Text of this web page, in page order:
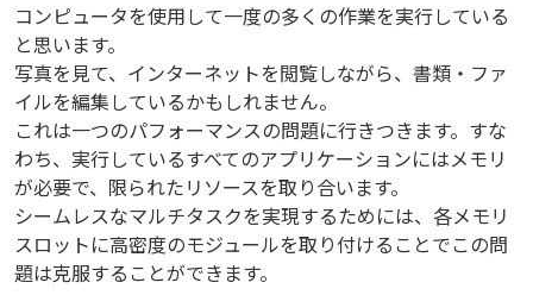
コンピュータを使用して一度の多くの作業を実行している
と思います。
写真を見て、インターネットを閲覧しながら、書類・ファ
イルを編集しているかもしれません。
これは一つのパフォーマンスの問題に行きつきます。すな
わち、実行しているすべてのアプリケーションにはメモリ
が必要で、限られたリソースを取り合います。
シームレスなマルチタスクを実現するためには、各メモリ
スロットに高密度のモジュールを取り付けることでこの問
題は克服することができます。